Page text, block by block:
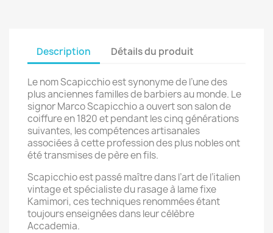
Description Détails du produit
Le nom Scapicchio est synonyme de l’une des
plus anciennes familles de barbiers au monde. Le
signor Marco Scapicchio a ouvert son salon de
coiffure en 1820 et pendant les cinq générations
suivantes, les compétences artisanales
associées à cette profession des plus nobles ont
été transmises de père en fils.
Scapicchio est passé maître dans l’art de l’italien
vintage et spécialiste du rasage à lame fixe
Kamimori, ces techniques renommées étant
toujours enseignées dans leur célèbre
Accademia.